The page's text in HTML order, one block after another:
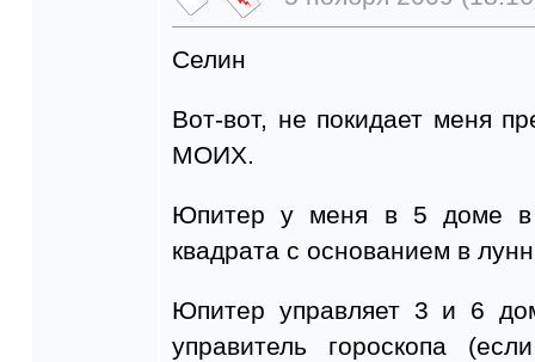
Селин
Вот-вот, не покидает меня
МОИХ.
Юпитер у меня в 5 доме
квадрата с основанием в
Юпитер управляет 3 и 6
управитель гороскопа